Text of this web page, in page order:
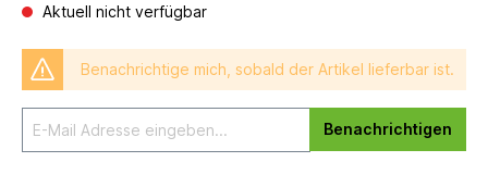
Aktuell nicht verfügbar
Benachrichtige mich, sobald der Artikel lieferbar ist.
Benachrichtigen